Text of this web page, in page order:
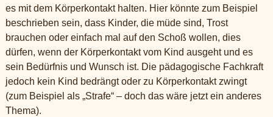
es mit dem Körperkontakt halten. Hier könnte zum Beispiel
beschrieben sein, dass Kinder, die müde sind, Trost
brauchen oder einfach mal auf den Schoß wollen, dies
dürfen, wenn der Körperkontakt vom Kind ausgeht und es
sein Bedürfnis und Wunsch ist. Die pädagogische Fachkraft
jedoch kein Kind bedrängt oder zu Körperkontakt zwingt
(zum Beispiel als „Strafe“ – doch das wäre jetzt ein anderes
Thema).